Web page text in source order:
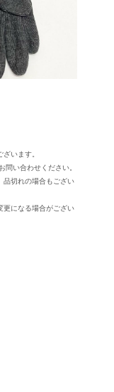
います。
い合わせください。
品切れの場合もござい
更になる場合がござい